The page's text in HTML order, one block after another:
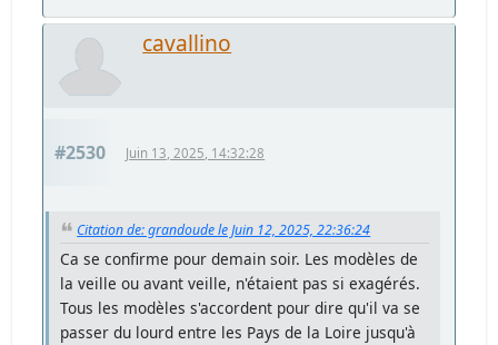
cavallino
#2530 Juin 13, 2025, 14:32:28
Citation de: grandoude le Juin 12, 2025, 22:36:24
Ca se confirme pour demain soir. Les modèles de
la veille ou avant veille, n'étaient pas si exagérés.
Tous les modèles s'accordent pour dire qu'il va se
passer du lourd entre les Pays de la Loire jusqu'à